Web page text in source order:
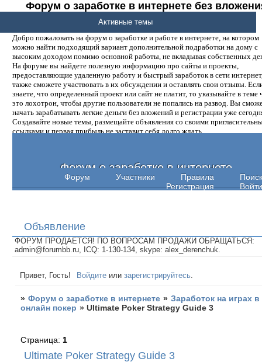
Форум о заработке в интернете без
денег.
Добро пожаловать на форум о заработке и работе в интернете, на котором
можно найти подходящий вариант дополнительной подработки на дому с
высоким доходом помимо основной работы, не вкладывая собственных
На форуме вы найдете полезную информацию про сайты и проекты,
предоставляющие удаленную работу и быстрый заработок в сети
также сможете участвовать в их обсуждении и оставлять свои отзывы.
знаете, что определенный проект или сайт не платит, то указывайте в теме
это лохотрон, чтобы другие пользователи не попались на развод. Вы
начать зарабатывать легкие деньги без вложений и регистрации уже
Создавайте новые темы, размещайте объявления со своими
ссылками и первая прибыль не заставит себя долго ждать.
Форум о заработке в интернете
Форум Участники Правила
Поиск
Регистрация
Войти
Активные темы
Объявление
ФОРУМ ПРОДАЕТСЯ! ПО ВОПРОСАМ ПРОДАЖИ ОБРАЩАТЬСЯ:
admin@forumbb.ru, ICQ: 1-130-134, skype: alex_derenchuk.
Привет, Гость! Войдите илизарегистрируйтесь
» Форум о заработке в интернете » Заработок на играх в
онлайн покер »Ultimate Poker Strategy Guide 3
Ultimate Poker Strategy Guide 3
Страница: 1